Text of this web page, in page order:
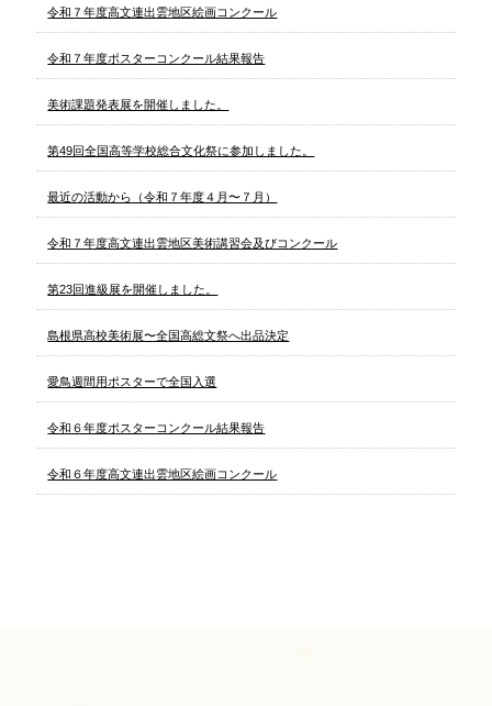
令和７年度高文連出雲地区絵画コンクール
令和７年度ポスターコンクール結果報告
美術課題発表展を開催しました。
第49回全国高等学校総合文化祭に参加しました。
最近の活動から（令和７年度４月〜７月）
令和７年度高文連出雲地区美術講習会及びコンクール
第23回進級展を開催しました。
島根県高校美術展〜全国高総文祭へ出品決定
愛鳥週間用ポスターで全国入選
令和６年度ポスターコンクール結果報告
令和６年度高文連出雲地区絵画コンクール